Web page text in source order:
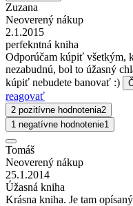
Zuzana
Neoverený nákup
2.1.2015
perfekntná kniha
Odporúčam kúpiť všetkým,
nezabudnú, bol to úžasný
kúpiť nebudete banovať :)
reagovať
2 pozitívne hodnotenia2
1 negatívne hodnotenie1
Tomáš
Neoverený nákup
25.1.2014
Úžasná kniha
Krásna kniha. Je tam